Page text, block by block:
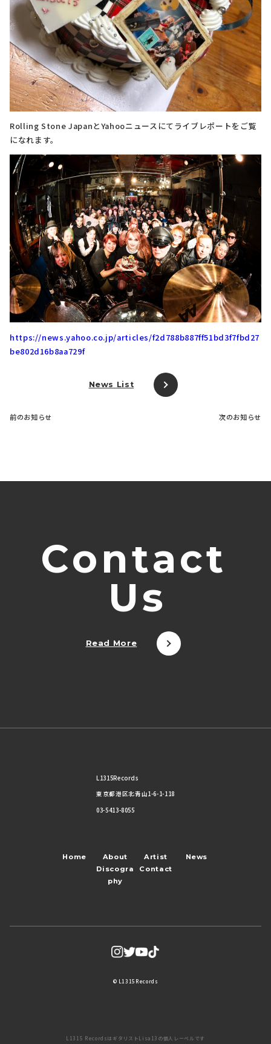
Rolling Stone JapanとYahooニュースにてライブレポートをご覧
になれます。
https://news.yahoo.co.jp/articles/f2d788b887ff51bd3f7fbd27
be802d16b8aa729f
News List
前のお知らせ 次のお知らせ
Contact
Us
Read More
L1315Records
東京都港区北青山1-6-1-118
03-5413-8055
Home About Artist
News
Discogra
phy
Contact
© L1315Records
L1315 RecordsはギタリストLisa13の個人レーベルです